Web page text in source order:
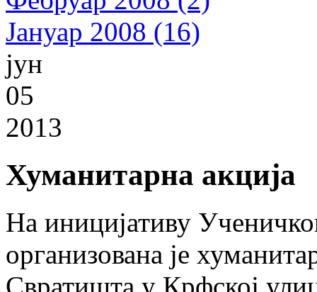
Јануар 2008 (16)
јун
05
2013
Хуманитарна акција
На иницијативу
организована је
Свратишта у Крфској